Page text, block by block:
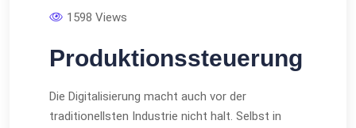
1598 Views
Produktionssteuerung
Die Digitalisierung macht auch vor der
traditionellsten Industrie nicht halt. Selbst in